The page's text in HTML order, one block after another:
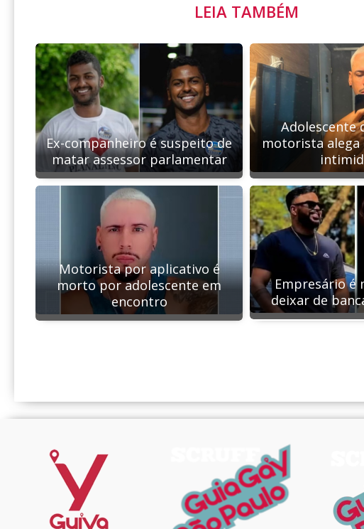
LEIA TAMBÉM
Ex-companheiro é suspeito de
matar assessor parlamentar
Adolescente
motorista alega
Motorista por aplicativo é
morto por adolescente em
encontro
Empresário é
deixar de